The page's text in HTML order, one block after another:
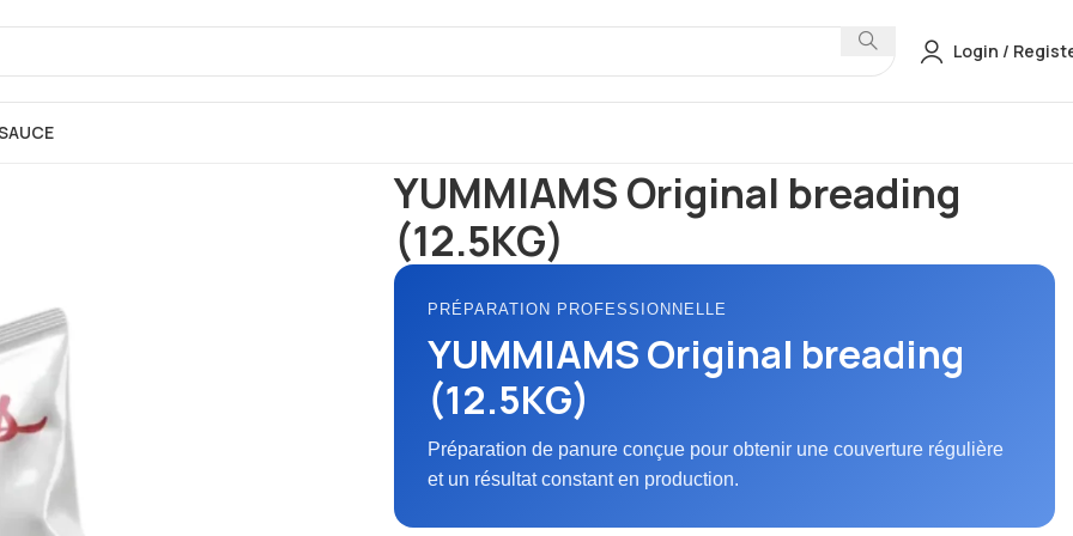
Login /
YUMMIAMS Original breading
(12.5KG)
PRÉPARATION PROFESSIONNELLE
YUMMIAMS Original breading
(12.5KG)
Préparation de panure conçue pour obtenir une couverture régulière
et un résultat constant en production.